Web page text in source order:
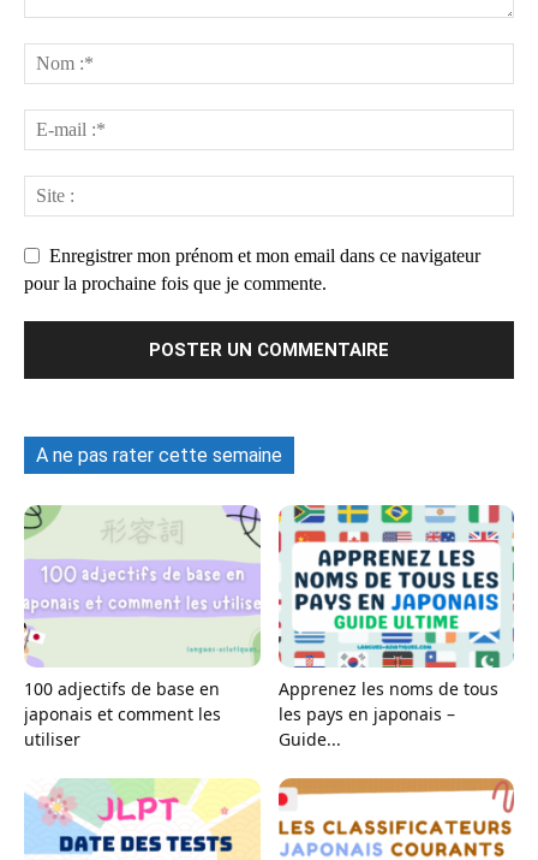
Enregistrer mon prénom et mon email dans ce navigateur
pour la prochaine fois que je commente.
A ne pas rater cette semaine
100 adjectifs de base en
japonais et comment les
utiliser
Apprenez les noms de tous
les pays en japonais –
Guide...